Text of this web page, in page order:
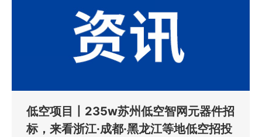
低空项目丨235w苏州低空智网元器件招
标，来看浙江·成都·黑龙江等地低空招投